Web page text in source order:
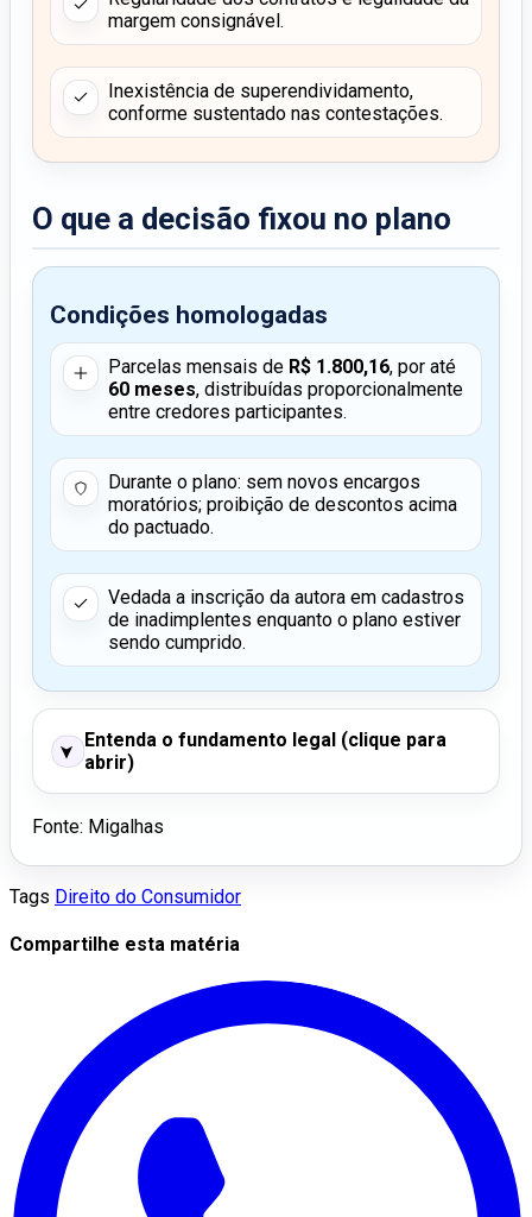
margem consignável.
Inexistência de superendividamento,
conforme sustentado nas contestações.
O que a decisão fixou no plano
Condições homologadas
Parcelas mensais de R$ 1.800,16, por até
60 meses, distribuídas proporcionalmente
entre credores participantes.
Durante o plano: sem novos encargos
moratórios; proibição de descontos acima
do pactuado.
Vedada a inscrição da autora em cadastros
de inadimplentes enquanto o plano estiver
sendo cumprido.
➤
Entenda o fundamento legal (clique para
abrir)
Fonte: Migalhas
Tags Direito do Consumidor
Compartilhe esta matéria